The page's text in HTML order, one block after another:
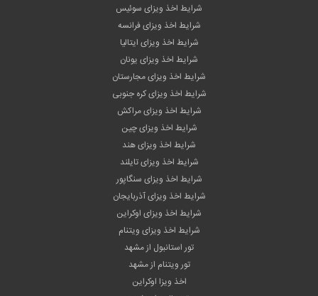
شرایط اخذ ویزای سوئیس
شرایط اخذ ویزای فرانسه
شرایط اخذ ویزای ایتالیا
شرایط اخذ ویزای یونان
شرایط اخذ ویزای مجارستان
شرایط اخذ ویزای کره جنوبی
شرایط اخذ ویزای مراکش
شرایط اخذ ویزای چین
شرایط اخذ ویزای هند
شرایط اخذ ویزای تایلند
شرایط اخذ ویزای سنگاپور
شرایط اخذ ویزای آذربایجان
شرایط اخذ ویزای اوکراین
شرایط اخذ ویزای ویتنام
تور استانبول از مشهد
تور ویتنام از مشهد
اخذ ویزا اوکراین